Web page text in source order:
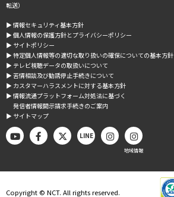
転送）
▶︎ 情報セキュリティ基本方針
▶︎ 個人情報の保護方針とプライバシーポリシー
▶︎ サイトポリシー
▶︎ 特定個人情報等の適切な取り扱いの確保についての基本方針
▶︎ テレビ視聴データの取扱いについて
▶︎ 苦情相談及び勧誘停止手続きについて
▶︎ カスタマーハラスメントに対する基本方針
▶︎ 情報流通プラットフォーム対処法に基づく
発信者情報開示請求手続きのご案内
▶︎ サイトマップ
LINE
地域情報
Copyright © NCT. All rights reserved.